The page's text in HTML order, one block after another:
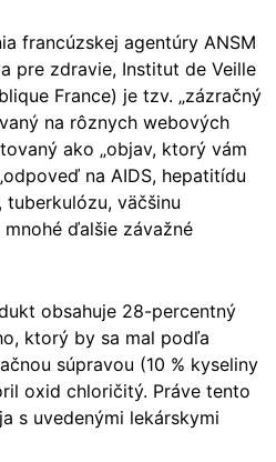
francúzskej agentúry ANSM
pre zdravie, Institut de Veille
France) je tzv. „zázračný
na rôznych webových
ako „objav, ktorý vám
na AIDS, hepatitídu
tuberkulózu, väčšinu
ďalšie závažné
obsahuje 28-percentný
ktorý by sa mal podľa
súpravou (10 % kyseliny
oxid chloričitý. Práve tento
s uvedenými lekárskymi